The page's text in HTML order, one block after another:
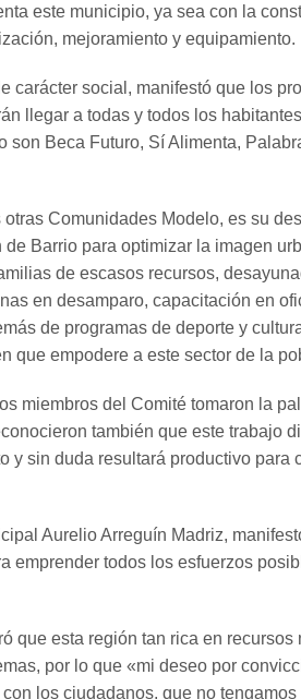
este municipio, ya sea con la
mejoramiento y equipamiento.
carácter social, manifestó que los
llegar a todas y todos los
son Beca Futuro, Sí Alimenta,
Comunidades Modelo, es su
Barrio para optimizar la imagen
de escasos recursos,
en desamparo, capacitación en
de programas de deporte y
que empodere a este sector de la
miembros del Comité tomaron la
también que este trabajo
y sin duda resultará productivo para
Aurelio Arreguín Madriz,
emprender todos los esfuerzos
que esta región tan rica en recursos
por lo que «mi deseo por
los ciudadanos, que no tengamos